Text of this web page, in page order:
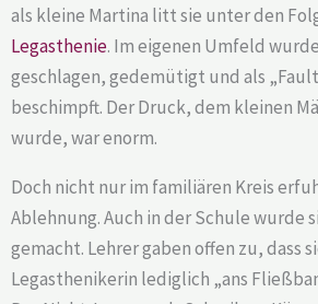
als kleine Martina litt sie unter den
Legasthenie. Im eigenen Umfeld
geschlagen, gedemütigt und als
beschimpft. Der Druck, dem kleinen
wurde, war enorm.
Doch nicht nur im familiären Kreis
Ablehnung. Auch in der Schule wurde
gemacht. Lehrer gaben offen zu, dass
Legasthenikerin lediglich „ans